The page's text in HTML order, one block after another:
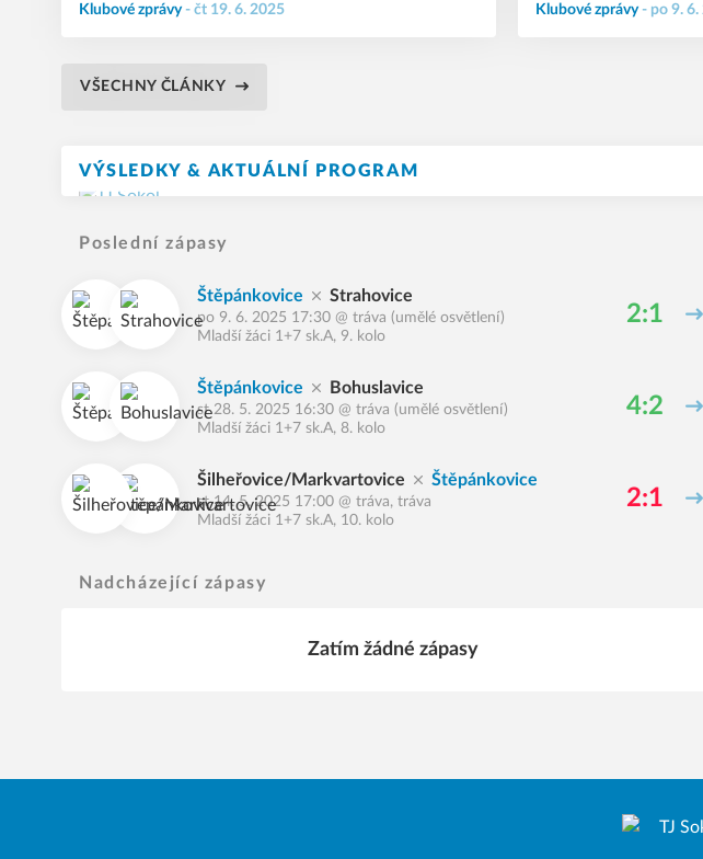
Klubové zprávy- čt 19. 6. 2025 Klubové zprávy- po 9.
VŠECHNY ČLÁNKY
VÝSLEDKY & AKTUÁLNÍ PROGRAM
Poslední zápasy
Štěpánkovice Strahovice
po 9. 6. 2025 17:30 @ tráva (umělé osvětlení)
Mladší žáci 1+7 sk.A, 9. kolo
2:1
Štěpánkovice Bohuslavice
st 28. 5. 2025 16:30 @ tráva (umělé osvětlení)
Mladší žáci 1+7 sk.A, 8. kolo
4:2
Šilheřovice/Markvartovice Štěpánkovice
st 14. 5. 2025 17:00 @ tráva, tráva
Mladší žáci 1+7 sk.A, 10. kolo
2:1
Nadcházející zápasy
Zatím žádné zápasy